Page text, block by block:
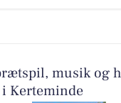
musik og
Kerteminde